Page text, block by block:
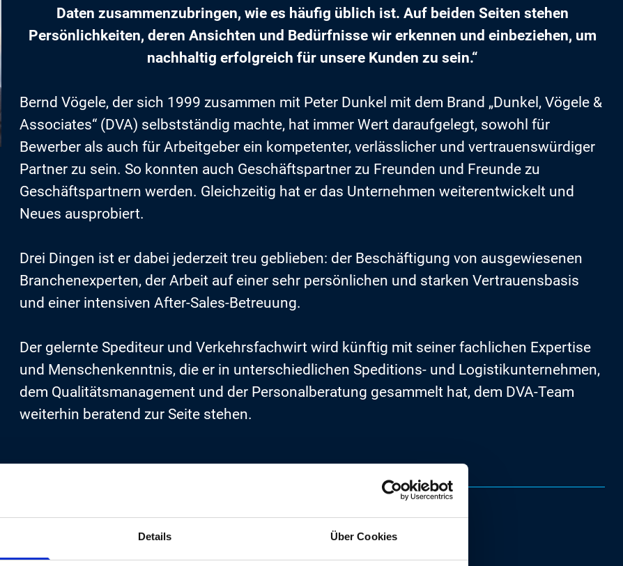
Details Über Cookies
Daten zusammenzubringen, wie es häufig üblich ist. Auf beiden Seiten stehen
Persönlichkeiten, deren Ansichten und Bedürfnisse wir erkennen und einbeziehen, um
nachhaltig erfolgreich für unsere Kunden zu sein.“
Bernd Vögele, der sich 1999 zusammen mit Peter Dunkel mit dem Brand „Dunkel, Vögele &
Associates“ (DVA) selbstständig machte, hat immer Wert daraufgelegt, sowohl für
Bewerber als auch für Arbeitgeber ein kompetenter, verlässlicher und vertrauenswürdiger
Partner zu sein. So konnten auch Geschäftspartner zu Freunden und Freunde zu
Geschäftspartnern werden. Gleichzeitig hat er das Unternehmen weiterentwickelt und
Neues ausprobiert.
Drei Dingen ist er dabei jederzeit treu geblieben: der Beschäftigung von ausgewiesenen
Branchenexperten, der Arbeit auf einer sehr persönlichen und starken Vertrauensbasis
und einer intensiven After-Sales-Betreuung.
Der gelernte Spediteur und Verkehrsfachwirt wird künftig mit seiner fachlichen Expertise
und Menschenkenntnis, die er in unterschiedlichen Speditions- und Logistikunternehmen,
dem Qualitätsmanagement und der Personalberatung gesammelt hat, dem DVA-Team
weiterhin beratend zur Seite stehen.